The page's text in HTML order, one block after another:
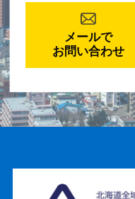
メールで
お問い合わせ